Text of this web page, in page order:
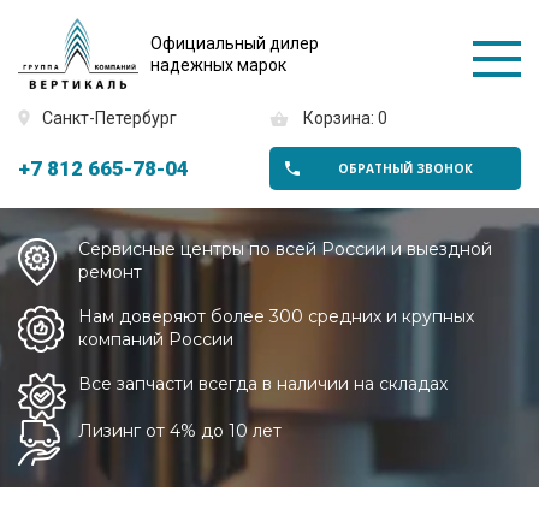
Официальный дилер
надежных марок
Санкт-Петербург Корзина: 0
+7 812 665-78-04 ОБРАТНЫЙ ЗВОНОК
Сервисные центры по всей России и выездной
ремонт
Нам доверяют более 300 средних и крупных
компаний России
Все запчасти всегда в наличии на складах
Лизинг от 4% до 10 лет